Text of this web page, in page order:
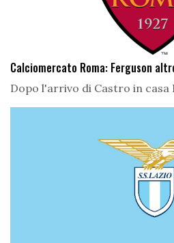
Calciomercato Roma: Ferguson
Dopo l'arrivo di Castro in casa